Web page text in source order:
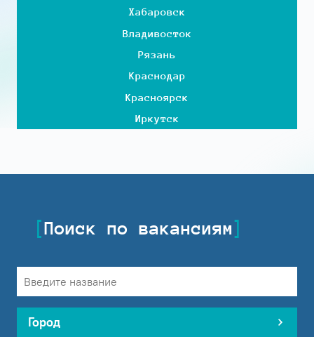
Хабаровск
Владивосток
Рязань
Краснодар
Красноярск
Иркутск
Поиск по вакансиям
Город